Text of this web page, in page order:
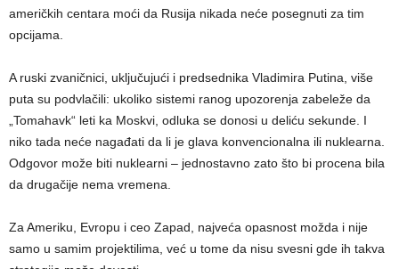
američkih centara moći da Rusija nikada neće posegnuti za tim
opcijama.
A ruski zvaničnici, uključujući i predsednika Vladimira Putina, više
puta su podvlačili: ukoliko sistemi ranog upozorenja zabeleže da
„Tomahavk“ leti ka Moskvi, odluka se donosi u deliću sekunde. I
niko tada neće nagađati da li je glava konvencionalna ili nuklearna.
Odgovor može biti nuklearni – jednostavno zato što bi procena bila
da drugačije nema vremena.
Za Ameriku, Evropu i ceo Zapad, najveća opasnost možda i nije
samo u samim projektilima, već u tome da nisu svesni gde ih takva